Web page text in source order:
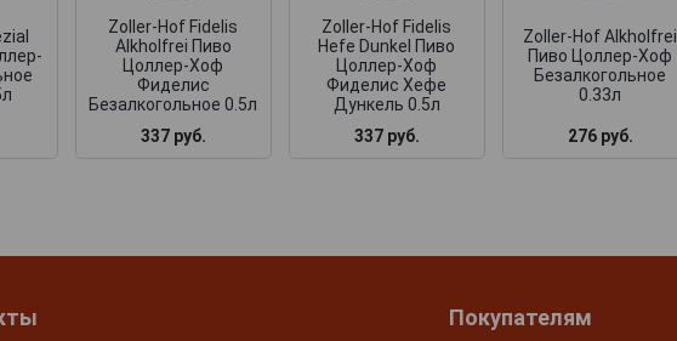
Zoller-Hof Fidelis
Alkholfrei Пиво
Цоллер-Хоф
Фиделис
Безалкогольное 0.5л
337 руб.
Zoller-Hof Fidelis
Hefe Dunkel Пиво
Цоллер-Хоф
Фиделис Хефе
Дункель 0.5л
337 руб.
Zoller-Hof Alkholfrei
Пиво Цоллер-Хоф
Безалкогольное
0.33л
276 руб.
Покупателям